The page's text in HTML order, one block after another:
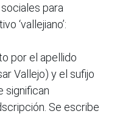
para
‘vallejiano’:
por el apellido
Vallejo) y el sufijo
significan
Se escribe